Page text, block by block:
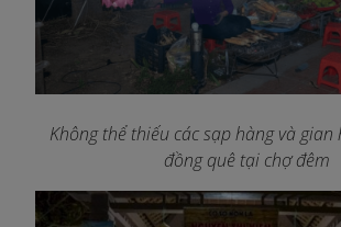
Không thể thiếu các sạp hàng và
đồng quê tại chợ đêm